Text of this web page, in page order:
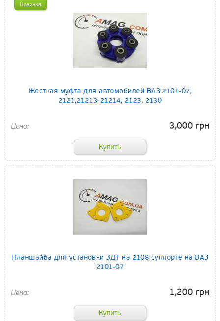
Новинка
Жесткая муфта для автомобилей ВАЗ 2101-07,
2121,21213-21214, 2123, 2130
3,000 грн
Планшайба для установки ЗДТ на 2108 суппорте на ВАЗ
2101-07
1,200 грн